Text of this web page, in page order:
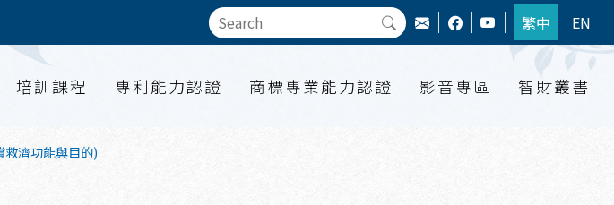
繁中 EN
培訓課程 專利能力認證 商標專業能力認證 影音專區 智財叢書
救濟功能與目的)